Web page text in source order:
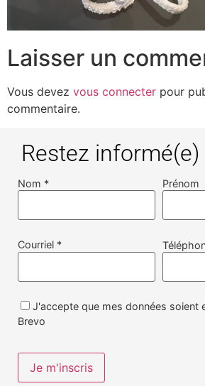
Laisser un
Vous devez vous connecter pour
commentaire.
Restez informé(e)
Nom * Prénom
Courriel *
J'accepte que mes données soient
Brevo